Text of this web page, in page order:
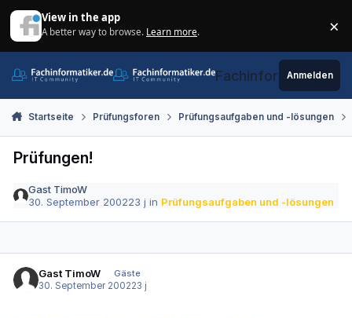
View in the app
A better way to browse. Learn more. ×
Fachinformatiker.de
Anmelden
Startseite Prüfungsforen Prüfungsaufgaben und -lösungen
Prüfungen!
Gast TimoW
30. September 200223 j in Prüfungsaufgaben und -lösungen
Gast TimoW
Gäste
30. September 200223 j